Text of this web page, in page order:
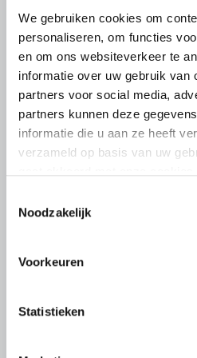
We gebruiken cookies om
personaliseren, om functies
en om ons websiteverkeer te
informatie over uw gebruik van
partners voor social media,
partners kunnen deze
informatie die u aan ze heeft
verzameld op basis van uw
Noodzakelijk
Voorkeuren
Statistieken
LTO LOBBY
Kamerlid